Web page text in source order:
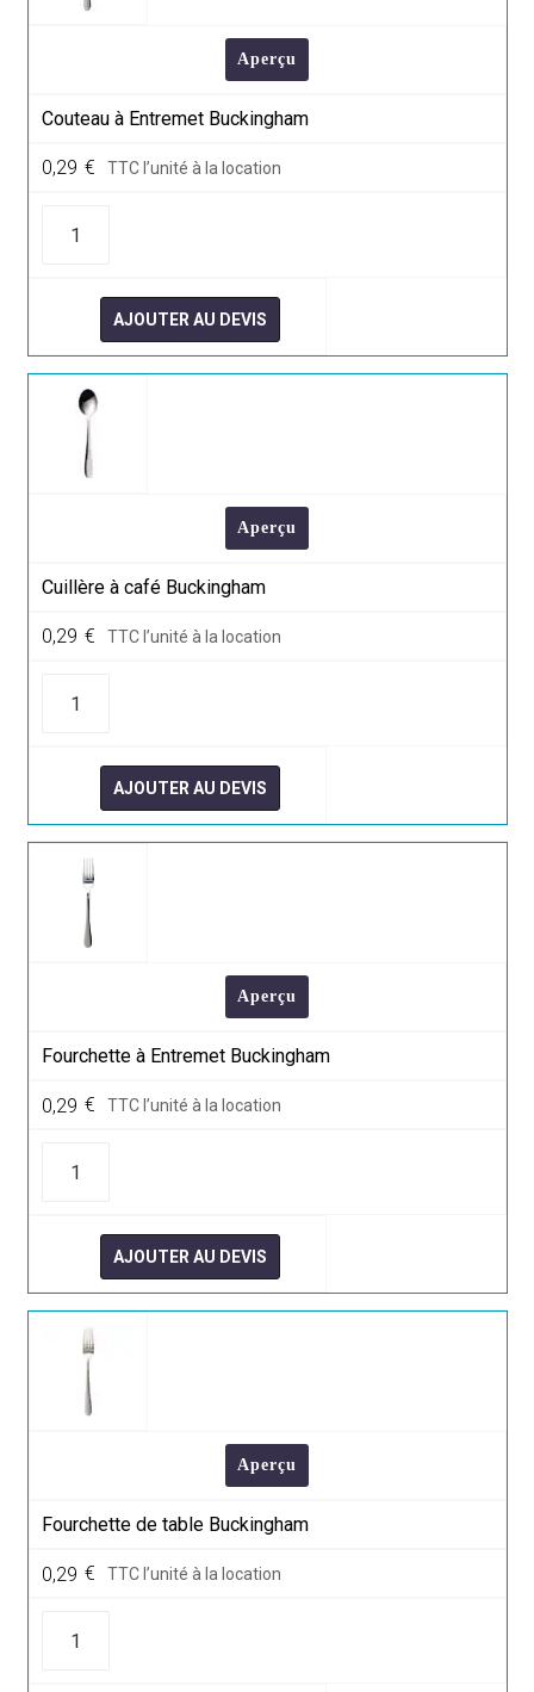
Aperçu
Couteau à Entremet Buckingham
0,29 € TTC l’unité à la location
Entremet
BuckinghamAJOUTER AU DEVIS
Aperçu
Cuillère à café Buckingham
0,29 € TTC l’unité à la location
BuckinghamAJOUTER AU DEVIS
Aperçu
Fourchette à Entremet Buckingham
0,29 € TTC l’unité à la location
Entremet
BuckinghamAJOUTER AU DEVIS
Aperçu
Fourchette de table Buckingham
0,29 € TTC l’unité à la location